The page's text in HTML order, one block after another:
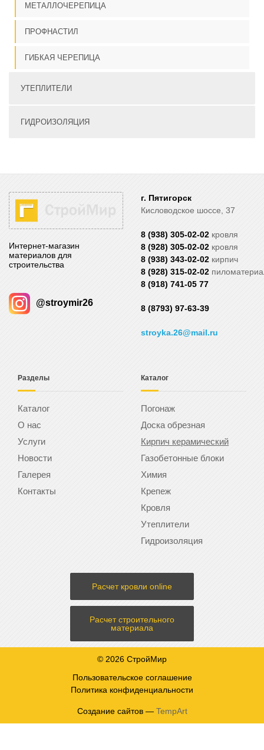
МЕТАЛЛОЧЕРЕПИЦА
ПРОФНАСТИЛ
ГИБКАЯ ЧЕРЕПИЦА
УТЕПЛИТЕЛИ
ГИДРОИЗОЛЯЦИЯ
Интернет-магазин
материалов для
строительства
@stroymir26
г. Пятигорск
Кисловодское шоссе, 37
8 (938) 305-02-02 кровля
8 (928) 305-02-02 кровля
8 (938) 343-02-02 кирпич
8 (928) 315-02-02
8 (918) 741-05 77
8 (8793) 97-63-39
stroyka.26@mail.ru
Разделы
Каталог
О нас
Услуги
Новости
Галерея
Контакты
Каталог
Погонаж
Доска обрезная
Кирпич керамический
Газобетонные блоки
Химия
Крепеж
Кровля
Утеплители
Гидроизоляция
Расчет кровли online
Расчет строительного
материала
© 2026 СтройМир
Пользовательское соглашение
Политика конфиденциальности
Создание сайтов — TempArt